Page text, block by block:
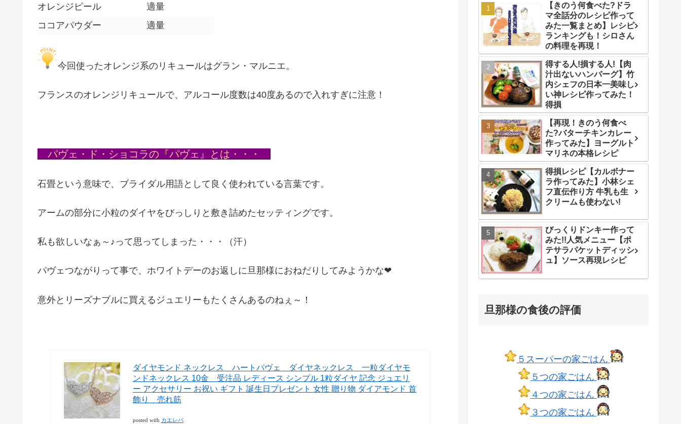
オレンジピール
適量
ココアパウダー
適量
今回使ったオレンジ系のリキュールはグラン・マルニエ。
フランスのオレンジリキュールで、アルコール度数は40度あるので入れすぎに注意！
パヴェ・ド・ショコラの『パヴェ』とは・・・
石畳という意味で、ブライダル用語として良く使われている言葉です。
アームの部分に小粒のダイヤをびっしりと敷き詰めたセッティングです。
私も欲しいなぁ～♪って思ってしまった・・・（汗）
パヴェつながりって事で、ホワイトデーのお返しに旦那様におねだりしてみようかな❤
意外とリーズナブルに買えるジュエリーもたくさんあるのねぇ～！
ダイヤモンド ネックレス ハートパヴェ ダイヤネックレス 一粒ダイヤモ
ンドネックレス 10金 受注品 レディース シンプル 1粒ダイヤ 記念 ジュエリ
ー アクセサリー お祝い ギフト 誕生日プレゼント 女性 贈り物 ダイアモンド 首
飾り 売れ筋
posted with カエレバ
【きのう何食べた?ドラ
マ全話分のレシピ作って
みた一覧まとめ】レシピ
ランキングも！シロさん
の料理を再現！
得する人!損する人!【肉
汁出ないハンバーグ】竹
内シェフの日本一美味し
い神レシピ作ってみた！
得損
【再現！きのう何食べ
た?バターチキンカレー
作ってみた】ヨーグルト
マリネの本格レシピ
得損レシピ【カルボナー
ラ作ってみた】小林シェ
フ直伝作り方 牛乳も生
クリームも使わない!
びっくりドンキー作って
みた!!人気メニュー【ポ
テサラパケットディッシ
ュ】ソース再現レシピ
旦那様の食後の評価
５スーパーの家ごはん
５つの家ごはん
４つの家ごはん
３つの家ごはん